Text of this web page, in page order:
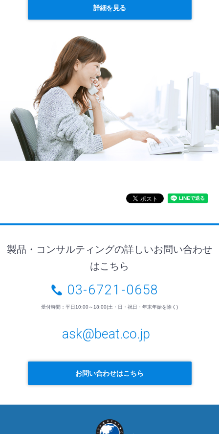
詳細を見る
製品・コンサルティングの詳しいお問い合わせ
はこちら
03-6721-0658
受付時間：平日10:00～18:00(土・日・祝日・年末年始を除く)
ask@beat.co.jp
お問い合わせはこちら
BEAT